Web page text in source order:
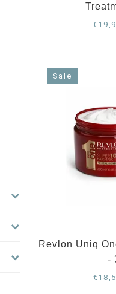
Sale
Revlon Uniq
-